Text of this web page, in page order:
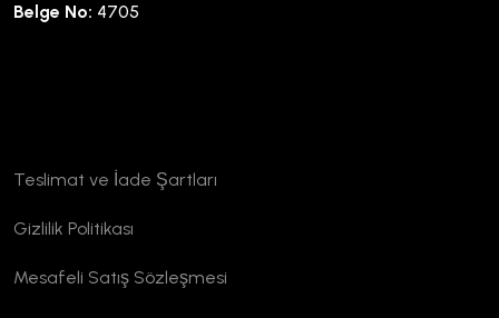
Belge No: 4705
Teslimat ve İade Şartları
Gizlilik Politikası
Mesafeli Satış Sözleşmesi